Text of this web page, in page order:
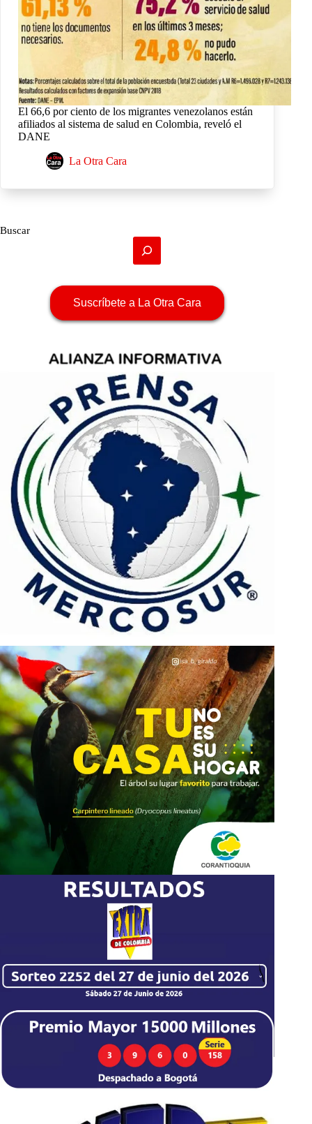
El 66,6 por ciento de los migrantes venezolanos están
afiliados al sistema de salud en Colombia, reveló el
DANE
La Otra Cara
Buscar
Suscríbete a La Otra Cara